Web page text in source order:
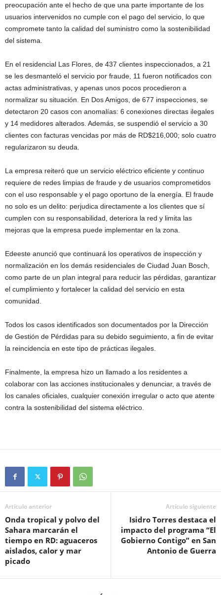
preocupación ante el hecho de que una parte importante de los
usuarios intervenidos no cumple con el pago del servicio, lo que
compromete tanto la calidad del suministro como la sostenibilidad
del sistema.
En el residencial Las Flores, de 437 clientes inspeccionados, a 21
se les desmanteló el servicio por fraude, 11 fueron notificados con
actas administrativas, y apenas unos pocos procedieron a
normalizar su situación. En Dos Amigos, de 677 inspecciones, se
detectaron 20 casos con anomalías: 6 conexiones directas ilegales
y 14 medidores alterados. Además, se suspendió el servicio a 30
clientes con facturas vencidas por más de RD$216,000; solo cuatro
regularizaron su deuda.
La empresa reiteró que un servicio eléctrico eficiente y continuo
requiere de redes limpias de fraude y de usuarios comprometidos
con el uso responsable y el pago oportuno de la energía. El fraude
no solo es un delito: perjudica directamente a los clientes que sí
cumplen con su responsabilidad, deteriora la red y limita las
mejoras que la empresa puede implementar en la zona.
Edeeste anunció que continuará los operativos de inspección y
normalización en los demás residenciales de Ciudad Juan Bosch,
como parte de un plan integral para reducir las pérdidas, garantizar
el cumplimiento y fortalecer la calidad del servicio en esta
comunidad.
Todos los casos identificados son documentados por la Dirección
de Gestión de Pérdidas para su debido seguimiento, a fin de evitar
la reincidencia en este tipo de prácticas ilegales.
Finalmente, la empresa hizo un llamado a los residentes a
colaborar con las acciones institucionales y denunciar, a través de
los canales oficiales, cualquier conexión irregular o acto que atente
contra la sostenibilidad del sistema eléctrico.
Artículo anterior
Onda tropical y polvo del
Sahara marcarán el
tiempo en RD: aguaceros
aislados, calor y mar
picado
Artículo siguiente
Isidro Torres destaca el
impacto del programa “El
Gobierno Contigo” en San
Antonio de Guerra